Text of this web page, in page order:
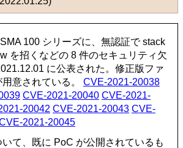
100 シリーズに、無認証で stack
を招くなどの 8 件のセキュリティ欠
に公表された。修正版ファ
意されている。 CVE-2021-20038
CVE-2021-20040 CVE-2021-
20042 CVE-2021-20043 CVE-
2021-20045
て、既に PoC が公開されているも